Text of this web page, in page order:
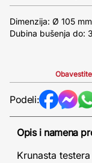
Dimenzija: Ø 105 mm
Dubina bušenja do:
Podeli:
Opis i namena
Krunasta